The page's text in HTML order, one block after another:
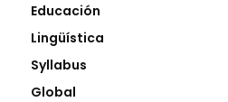
Educación
Lingüística
Syllabus
Global